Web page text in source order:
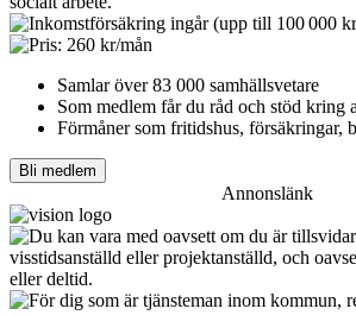
Samlar över 83 000 samhällsvetare
Som medlem får du råd och stöd kring
Förmåner som fritidshus, försäkringar,
Bli medlem
Annonslänk